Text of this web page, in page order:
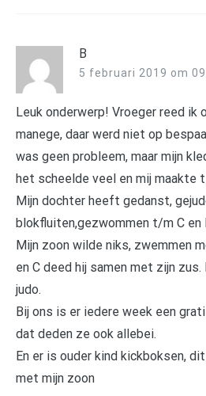
B
5 februari 2019 om
Leuk onderwerp! Vroeger reed ik
manege, daar werd niet op
was geen probleem, maar mijn
het scheelde veel en mij maakte
Mijn dochter heeft gedanst,
blokfluiten,gezwommen t/m C en
Mijn zoon wilde niks, zwemmen
en C deed hij samen met zijn zus.
judo.
Bij ons is er iedere week een
dat deden ze ook allebei.
En er is ouder kind kickboksen,
met mijn zoon